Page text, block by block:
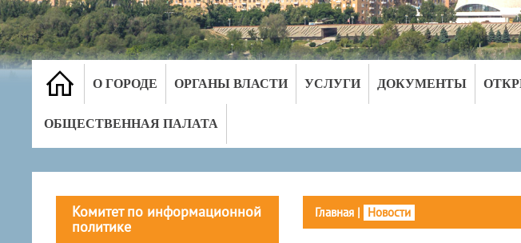
О ГОРОДЕ ОРГАНЫ ВЛАСТИ УСЛУГИ ДОКУМЕНТЫ
ОБЩЕСТВЕННАЯ ПАЛАТА
Комитет по информационной
политике
Главная| Новости